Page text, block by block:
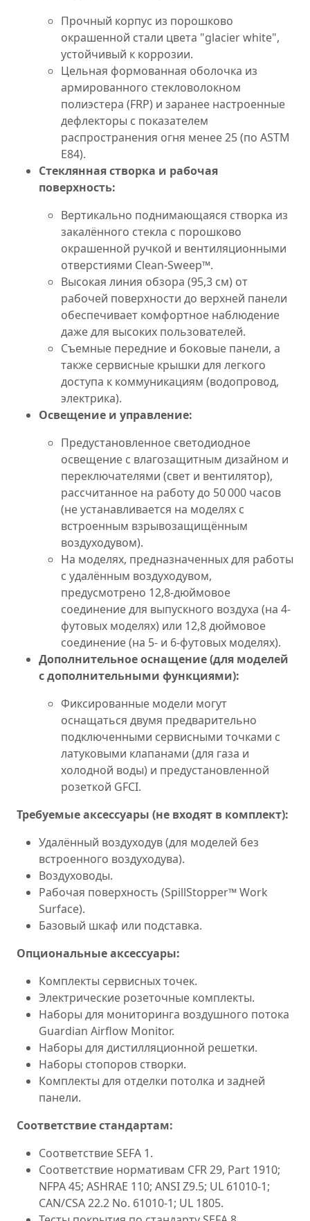
Прочный корпус из порошково
окрашенной стали цвета "glacier white",
устойчивый к коррозии.
Цельная формованная оболочка из
армированного стекловолокном
полиэстера (FRP) и заранее настроенные
дефлекторы с показателем
распространения огня менее 25 (по ASTM
E84).
Стеклянная створка и рабочая
поверхность:
Вертикально поднимающаяся створка из
закалённого стекла с порошково
окрашенной ручкой и вентиляционными
отверстиями Clean-Sweep™.
Высокая линия обзора (95,3 см) от
рабочей поверхности до верхней панели
обеспечивает комфортное наблюдение
даже для высоких пользователей.
Съемные передние и боковые панели, а
также сервисные крышки для легкого
доступа к коммуникациям (водопровод,
электрика).
Освещение и управление:
Предустановленное светодиодное
освещение с влагозащитным дизайном и
переключателями (свет и вентилятор),
рассчитанное на работу до 50 000 часов
(не устанавливается на моделях с
встроенным взрывозащищённым
воздуходувом).
На моделях, предназначенных для работы
с удалённым воздуходувом,
предусмотрено 12,8-дюймовое
соединение для выпускного воздуха (на 4-
футовых моделях) или 12,8 дюймовое
соединение (на 5- и 6-футовых моделях).
Дополнительное оснащение (для моделей
с дополнительными функциями):
Фиксированные модели могут
оснащаться двумя предварительно
подключенными сервисными точками с
латуковыми клапанами (для газа и
холодной воды) и предустановленной
розеткой GFCI.
Требуемые аксессуары (не входят в комплект):
Удалённый воздуходув (для моделей без
встроенного воздуходува).
Воздуховоды.
Рабочая поверхность (SpillStopper™ Work
Surface).
Базовый шкаф или подставка.
Опциональные аксессуары:
Комплекты сервисных точек.
Электрические розеточные комплекты.
Наборы для мониторинга воздушного потока
Guardian Airflow Monitor.
Наборы для дистилляционной решетки.
Наборы стопоров створки.
Комплекты для отделки потолка и задней
панели.
Соответствие стандартам:
Соответствие SEFA 1.
Соответствие нормативам CFR 29, Part 1910;
NFPA 45; ASHRAE 110; ANSI Z9.5; UL 61010-1;
CAN/CSA 22.2 No. 61010-1; UL 1805.